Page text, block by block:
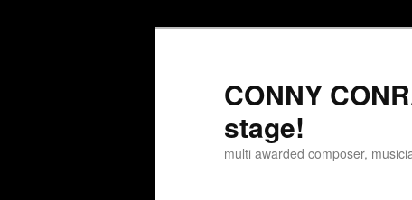
CONNY
stage!
multi awarded composer,